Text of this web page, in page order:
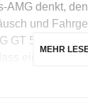
AMG denkt,
und
GT 53 Electric
MEHR